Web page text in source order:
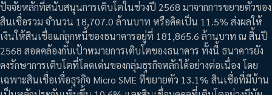
ปัจจัยหลักที่สนับสนุนการเติบโตในช่วงปี 2568 มาจากการขยายตัวของ
สินเชื่อรวม จำนวน 18,707.0 ล้านบาท หรือคิดเป็น 11.5% ส่งผลให้
เงินให้สินเชื่อแก่ลูกหนี้ของธนาคารอยู่ที่ 181,865.6 ล้านบาท ณ สิ้นปี
2568 สอดคล้องกับเป้าหมายการเติบโตของธนาคาร ทั้งนี้ ธนาคารยัง
คงรักษาการเติบโตที่โดดเด่นของกลุ่มธุรกิจหลักได้อย่างต่อเนื่อง โดย
เฉพาะสินเชื่อเพื่อธุรกิจ Micro SME ที่ขยายตัว 13.1% สินเชื่อที่มีบ้าน